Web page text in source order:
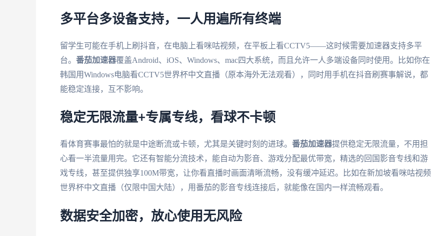
多平台多设备支持，一人用遍所有终端
留学生可能在手机上刷抖音，在电脑上看咪咕视频，在平板上看CCTV5——这时候需要加速器支持多平
台。 番茄加速器覆盖Android、iOS、Windows、mac四大系统，而且允许一人多端设备同时使用。比如你在
韩国用Windows电脑看CCTV5世界杯中文直播（原本海外无法观看），同时用手机在抖音刷赛事解说，都
能稳定连接，互不影响。
稳定无限流量+专属专线，看球不卡顿
看体育赛事最怕的就是中途断流或卡顿，尤其是关键时刻的进球。 番茄加速器提供稳定无限流量，不用担
心看一半流量用完。它还有智能分流技术，能自动为影音、游戏分配最优带宽，精选的回国影音专线和游
戏专线，甚至提供独享100M带宽，让你看直播时画面清晰流畅，没有缓冲延迟。比如在新加坡看咪咕视频
世界杯中文直播（仅限中国大陆），用番茄的影音专线连接后，就能像在国内一样流畅观看。
数据安全加密，放心使用无风险